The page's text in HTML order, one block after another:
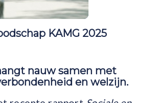
KAMG 2025
nauw samen met
en welzijn.